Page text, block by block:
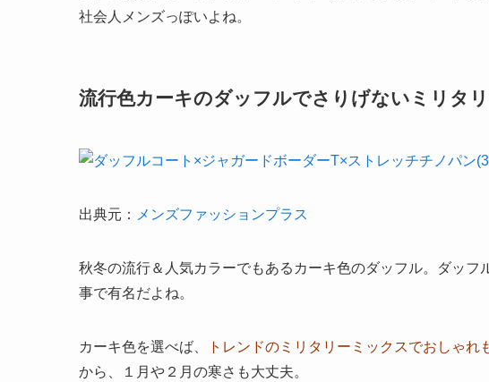
社会人メンズっぽいよね。
流行色カーキのダッフルでさりげないミリタ
出典元： メンズファッションプラス
秋冬の流行＆人気カラーでもあるカーキ色のダッフル。ダッ
事で有名だよね。
カーキ色を選べば、 トレンドのミリタリーミックスでおしゃれ
から、１月や２月の寒さも大丈夫。